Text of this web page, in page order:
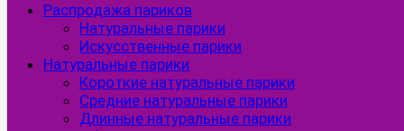
Распродажа париков
Натуральные парики
Искусственные парики
Натуральные парики
Короткие натуральные парики
Средние натуральные парики
Длинные натуральные парики